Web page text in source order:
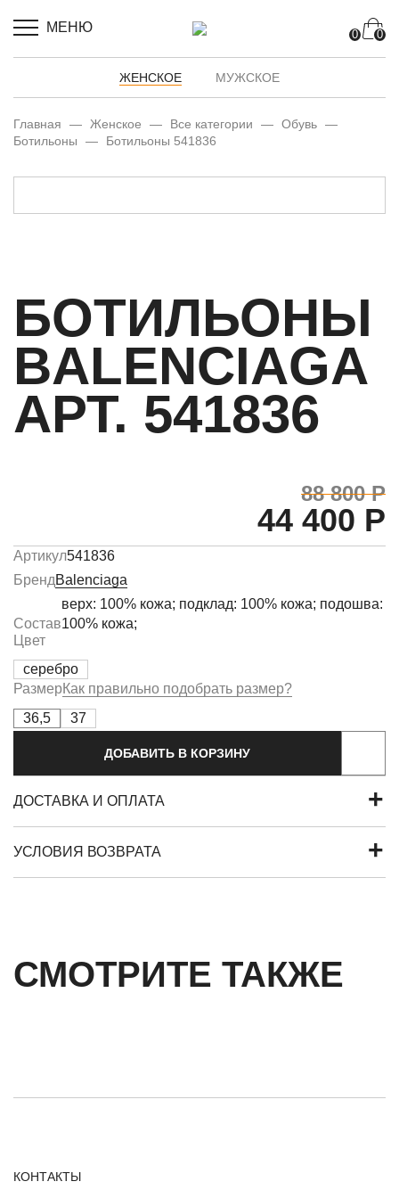
МЕНЮ 0 0
ЖЕНСКОЕ МУЖСКОЕ
Главная — Женское — Все категории — Обувь —
Ботильоны
— Ботильоны 541836
БОТИЛЬОНЫ
BALENCIAGA
АРТ. 541836
88 800 Р
44 400 Р
Артикул541836
БрендBalenciaga
Состав
верх: 100% кожа; подклад: 100% кожа; подошва:
100% кожа;
Цвет
серебро
РазмерКак правильно подобрать размер?
36,5
37
ДОБАВИТЬ В КОРЗИНУ
ДОСТАВКА И ОПЛАТА
УСЛОВИЯ ВОЗВРАТА
СМОТРИТЕ ТАКЖЕ
КОНТАКТЫ